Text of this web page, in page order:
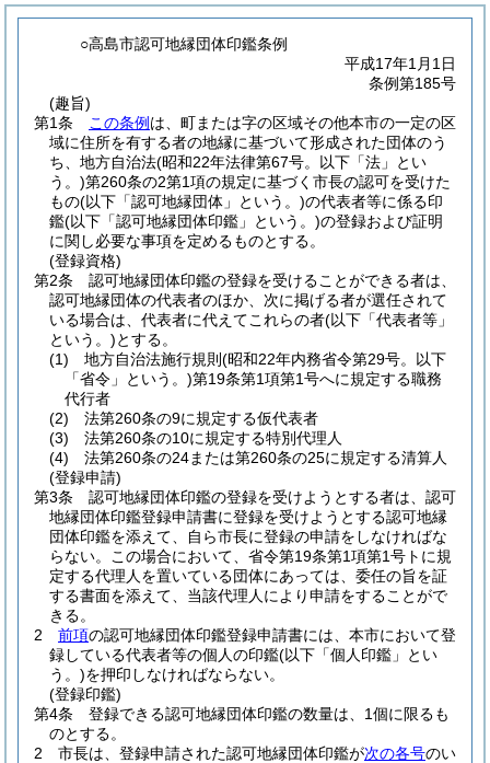
○高島市認可地縁団体印鑑条例
平成17年1月1日
条例第185号
(趣旨)
第1条
この条例 は、町または字の区域その他本市の一定の区
域に住所を有する者の地縁に基づいて形成された団体のう
ち、地方自治法(昭和22年法律第67号。以下「法」とい
う。)第260条の2第1項の規定に基づく市長の認可を受けた
もの(以下「認可地縁団体」という。)の代表者等に係る印
鑑(以下「認可地縁団体印鑑」という。)の登録および証明
に関し必要な事項を定めるものとする。
(登録資格)
第2条
認可地縁団体印鑑の登録を受けることができる者は、
認可地縁団体の代表者のほか、次に掲げる者が選任されて
いる場合は、代表者に代えてこれらの者(以下「代表者等」
という。)とする。
(1)
地方自治法施行規則 (昭和22年内務省令第29号。以下
「省令」という。)第19条第1項第1号へに規定する職務
代行者
(2)
法第260条の9に規定する仮代表者
(3)
法第260条の10に規定する特別代理人
(4)
法第260条の24または第260条の25に規定する清算人
(登録申請)
第3条
認可地縁団体印鑑の登録を受けようとする者は、認可
地縁団体印鑑登録申請書に登録を受けようとする認可地縁
団体印鑑を添えて、自ら市長に登録の申請をしなければな
らない。
この場合において、省令第19条第1項第1号トに規
定する代理人を置いている団体にあっては、委任の旨を証
する書面を添えて、当該代理人により申請をすることがで
きる。
2
前項の認可地縁団体印鑑登録申請書には、本市において登
録している代表者等の個人の印鑑(以下「個人印鑑」とい
う。)を押印しなければならない。
(登録印鑑)
第4条
登録できる認可地縁団体印鑑の数量は、1個に限るも
のとする。
2
市長は、登録申請された認可地縁団体印鑑が次の各号のい